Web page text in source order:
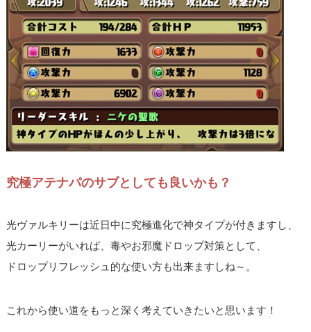
究極アテナパのサブとしても良いかも？
光ヴァルキリーは近日中に究極進化で神タイプが付きますし、
光カーリーがいれば、毒やお邪魔ドロップ対策として、
ドロップリフレッシュ的な使い方も出来ますしね～。
これから使い道をもっと深く考えていきたいと思います！